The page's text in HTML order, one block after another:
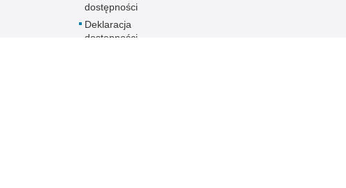
dostępności
Deklaracja
dostępności